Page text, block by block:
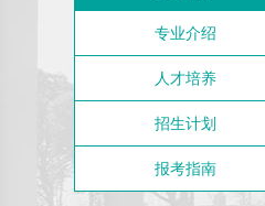
专业介绍
人才培养
招生计划
报考指南